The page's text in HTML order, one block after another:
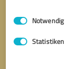
Impressum
Notwendig
Statistiken